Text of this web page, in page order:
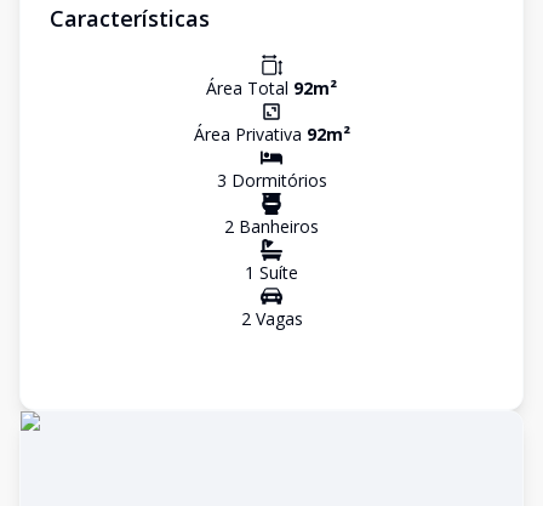
Características
Área Total 92m²
Área Privativa 92m²
3 Dormitórios
2 Banheiros
1 Suíte
2Vagas